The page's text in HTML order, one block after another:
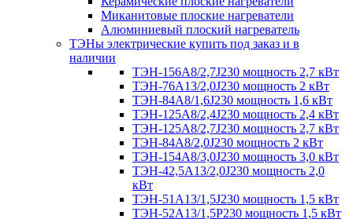
Миканитовые плоские нагреватели
Алюминиевый плоский нагреватель
ТЭНы электрические купить под заказ и в
наличии
ТЭН-156А8/2,7J230 мощность 2,7 кВт
ТЭН-76А13/2,0J230 мощность 2 кВт
ТЭН-84А8/1,6J230 мощность 1,6 кВт
ТЭН-125А8/2,4J230 мощность 2,4 кВт
ТЭН-125А8/2,7J230 мощность 2,7 кВт
ТЭН-84А8/2,0J230 мощность 2 кВт
ТЭН-154А8/3,0J230 мощность 3,0 кВт
ТЭН-42,5А13/2,0J230 мощность 2,0
кВт
ТЭН-51А13/1,5J230 мощность 1,5 кВт
ТЭН-52А13/1,5Р230 мощность 1,5 кВт